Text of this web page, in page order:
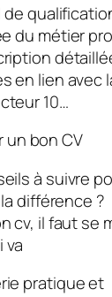
de
du métier
en lien avec
10…
à suivre
différence ?
cv, il faut se
va